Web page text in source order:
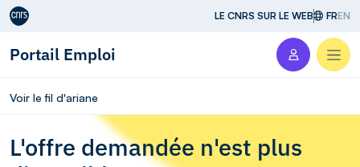
Aller au contenu LE CNRS SUR LE WEB FREN
Portail Emploi
Voir le fil d'ariane
L'offre demandée n'est plus